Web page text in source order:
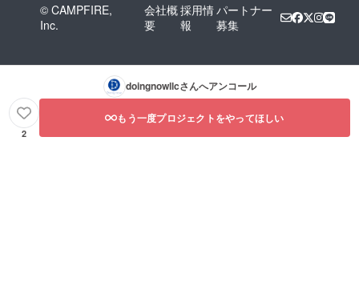
© CAMPFIRE,
Inc.
会社概
要
採用情
報
パートナー
募集
doingnowllcさんへアンコール
2
もう一度プロジェクトをやってほしい